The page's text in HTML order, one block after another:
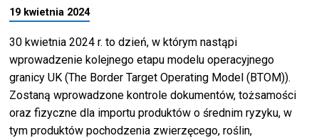
19 kwietnia 2024
30 kwietnia 2024 r. to dzień, w którym nastąpi
wprowadzenie kolejnego etapu modelu operacyjnego
granicy UK (The Border Target Operating Model (BTOM)).
Zostaną wprowadzone kontrole dokumentów, tożsamości
oraz fizyczne dla importu produktów o średnim ryzyku, w
tym produktów pochodzenia zwierzęcego, roślin,